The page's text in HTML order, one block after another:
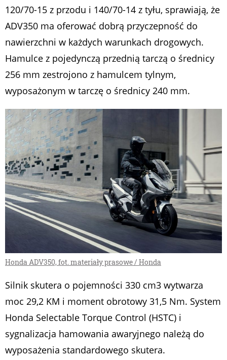
120/70-15 z przodu i 140/70-14 z tyłu, sprawiają, że
ADV350 ma oferować dobrą przyczepność do
nawierzchni w każdych warunkach drogowych.
Hamulce z pojedynczą przednią tarczą o średnicy
256 mm zestrojono z hamulcem tylnym,
wyposażonym w tarczę o średnicy 240 mm.
Honda ADV350, fot. materiały prasowe / Honda
Silnik skutera o pojemności 330 cm3 wytwarza
moc 29,2 KM i moment obrotowy 31,5 Nm. System
Honda Selectable Torque Control (HSTC) i
sygnalizacja hamowania awaryjnego należą do
wyposażenia standardowego skutera.